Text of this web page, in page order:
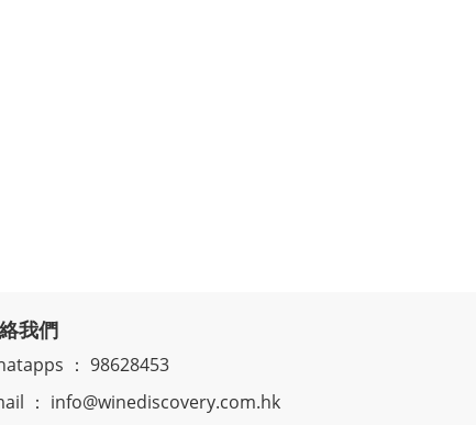
我們
： 98628453
： info@winediscovery.com.hk